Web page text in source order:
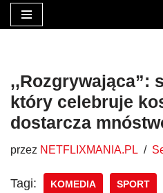
treści
,,Rozgrywająca”:
który celebruje
dostarcza
przez NETFLIXMANIA.PL
Tagi: KOMEDIA SPORT